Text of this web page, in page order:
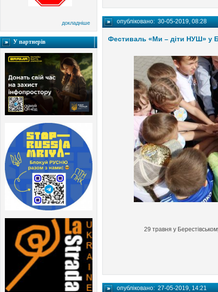
докладніше
У партнерів
опубліковано:30-05-2019, 08:28
Фестиваль «Ми – діти НУШ» у
29 травня у
опубліковано:27-05-2019, 14:21